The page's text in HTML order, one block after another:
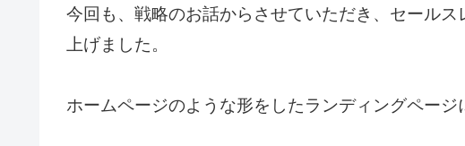
今回も、戦略のお話からさせていただき、セール
上げました。
ホームページのような形をしたランディングページ